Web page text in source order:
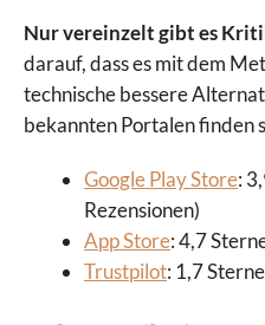
Nur vereinzelt gibt es
darauf, dass es mit dem
technische bessere
bekannten Portalen finden
Google Play Store:
Rezensionen)
App Store: 4,7
Trustpilot: 1,7